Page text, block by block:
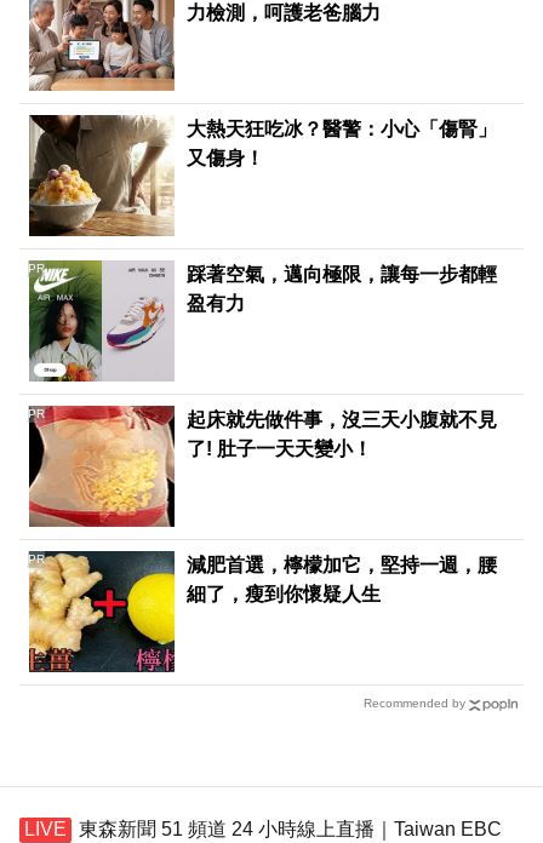
力檢測，呵護老爸腦力
大熱天狂吃冰？醫警：小心「傷腎」
又傷身！
踩著空氣，邁向極限，讓每一步都輕
盈有力
PR
起床就先做件事，沒三天小腹就不見
了! 肚子一天天變小！
PR
減肥首選，檸檬加它，堅持一週，腰
細了，瘦到你懷疑人生
PR
Recommended by
東森新聞 51 頻道 24 小時線上直播｜Taiwan EBC